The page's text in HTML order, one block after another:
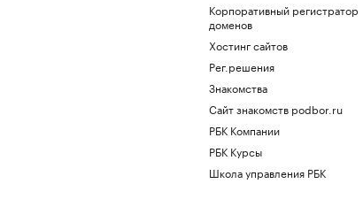
Корпоративный регистратор
доменов
Хостинг сайтов
Рег.решения
Знакомства
Сайт знакомств podbor.ru
РБК Компании
РБК Курсы
Школа управления РБК